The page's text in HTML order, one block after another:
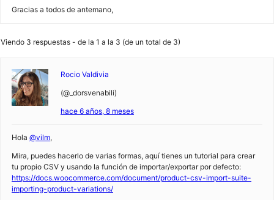
Gracias a todos de antemano,
Viendo 3 respuestas - de la 1 a la 3 (de un total de 3)
Rocio Valdivia
(@_dorsvenabili)
hace 6 años, 8 meses
Hola @vilm,
Mira, puedes hacerlo de varias formas, aquí tienes un tutorial para crear
tu propio CSV y usando la función de importar/exportar por defecto:
https://docs.woocommerce.com/document/product-csv-import-suite-
importing-product-variations/